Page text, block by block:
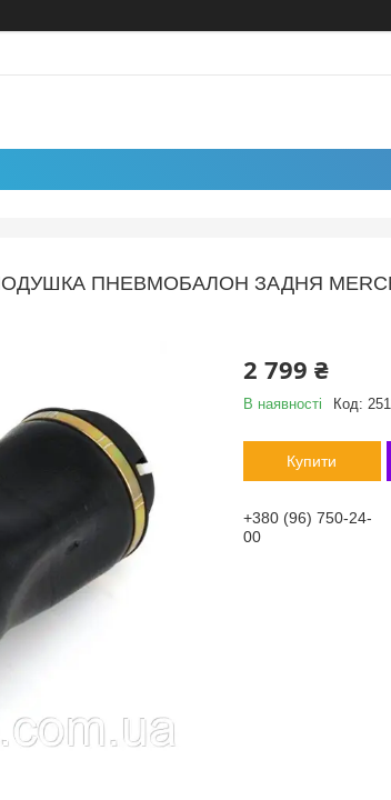
ПНЕВМОБАЛОН ЗАДНЯ
2 799 ₴
В наявності Код:
Купити
+380 (96) 750-24-
00